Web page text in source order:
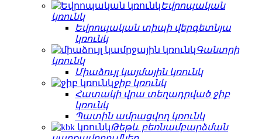
Եվրոպական
կռունկ
Եվրոպական տիպի վերգետնյա
կռունկ
Գանտրի
կռունկ
Միաձույլ կայմային կռունկ
ջիբ կռունկ
Հատակի վրա տեղադրված ջիբ
կռունկ
Պատին ամրացվող կռունկ
Թեթև բեռնամբարձման